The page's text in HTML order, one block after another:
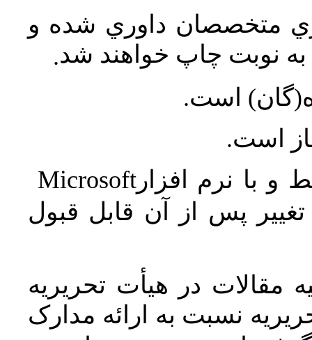
متخصصان داوري شده و
نوبت چاپ خواهند شد.
است.
است.
و با نرم افزارMicrosoft
پس از آن قابل قبول
مقالات در هیأت تحریریه
نسبت به ارائه مدارک